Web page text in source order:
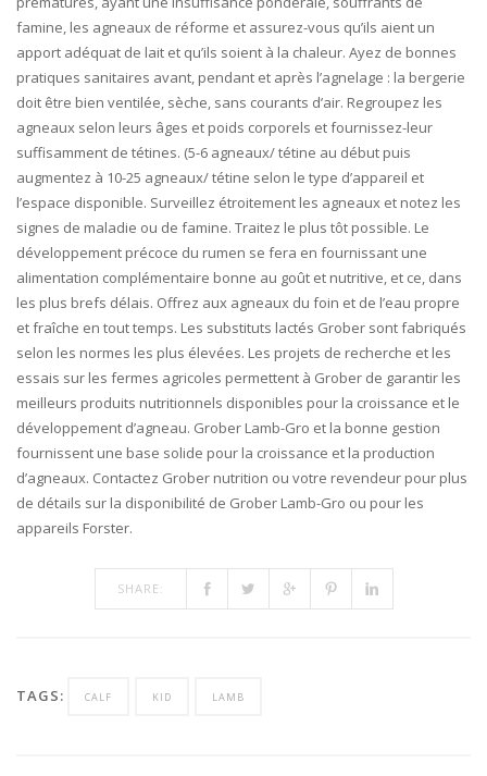
SHARE:
TAGS: CALF KID LAMB